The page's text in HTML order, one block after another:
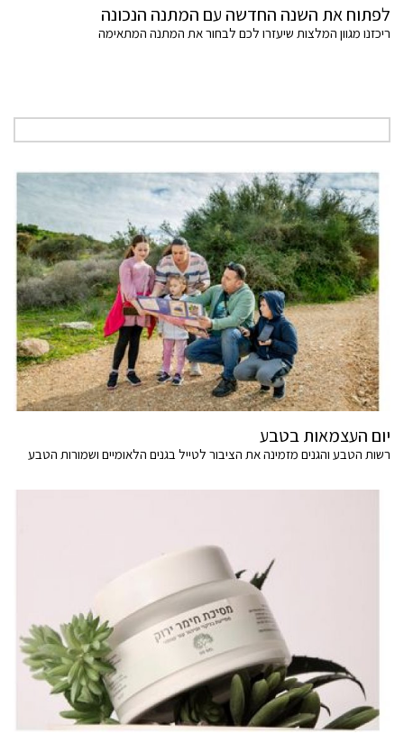
לפתוח את השנה החדשה עם המתנה הנכונה
ריכזנו מגוון המלצות שיעזרו לכם לבחור את המתנה המתאימה
יום העצמאות בטבע
רשות הטבע והגנים מזמינה את הציבור לטייל בגנים הלאומיים ושמורות הטבע